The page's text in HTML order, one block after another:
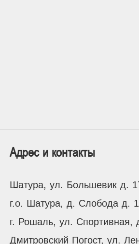
Адрес и контакты
Шатура, ул. Большевик д.
г.о. Шатура, д. Слобода д.
г. Рошаль, ул. Спортивная,
Дмитровский Погост, ул.